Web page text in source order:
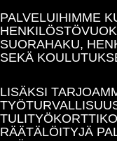
PALVELUIHIMME
SUORAHAKU,
SEKÄ
LISÄKSI
RÄÄTÄLÖITYJÄ